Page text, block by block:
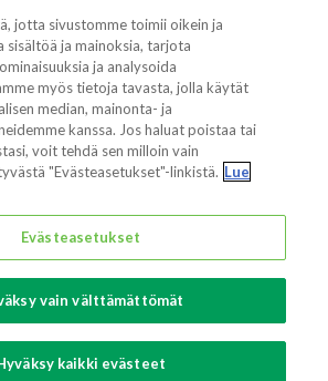
Solutions
food and beverage packaging
jotta sivustomme toimii oikein ja
sisältöä ja mainoksia, tarjota
ja analysoida
myös tietoja tavasta, jolla käytät
median, mainonta- ja
kanssa. Jos haluat poistaa tai
voit tehdä sen milloin vain
"Evästeasetukset"-linkistä. Lue
Evästeasetukset
vain välttämättömät
kaikki evästeet